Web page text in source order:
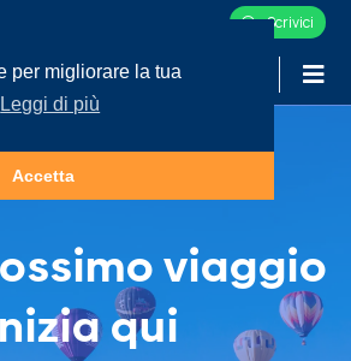
per migliorare la tua
Leggi di più
Accetta
Scrivici
viaggio
qui